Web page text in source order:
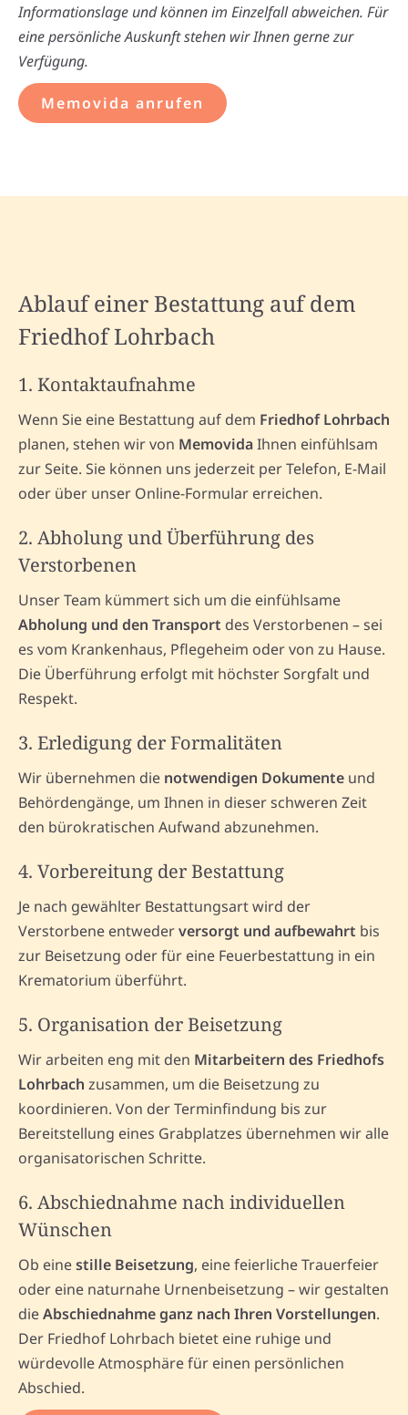
Informationslage und können im Einzelfall abweichen. Für
eine persönliche Auskunft stehen wir Ihnen gerne zur
Verfügung.
Memovida anrufen
Ablauf einer Bestattung auf dem
Friedhof Lohrbach
1. Kontaktaufnahme
Wenn Sie eine Bestattung auf dem Friedhof Lohrbach
planen, stehen wir von MemovidaIhnen einfühlsam
zur Seite. Sie können uns jederzeit per Telefon, E-Mail
oder über unser Online-Formular erreichen.
2. Abholung und Überführung des
Verstorbenen
Unser Team kümmert sich um die einfühlsame
Abholung und den Transport des Verstorbenen – sei
es vom Krankenhaus, Pflegeheim oder von zu Hause.
Die Überführung erfolgt mit höchster Sorgfalt und
Respekt.
3. Erledigung der Formalitäten
Wir übernehmen die notwendigen Dokumente und
Behördengänge, um Ihnen in dieser schweren Zeit
den bürokratischen Aufwand abzunehmen.
4. Vorbereitung der Bestattung
Je nach gewählter Bestattungsart wird der
Verstorbene entwederversorgt und aufbewahrt bis
zur Beisetzung oder für eine Feuerbestattung in ein
Krematorium überführt.
5. Organisation der Beisetzung
Wir arbeiten eng mit den Mitarbeitern des Friedhofs
Lohrbach zusammen, um die Beisetzung zu
koordinieren. Von der Terminfindung bis zur
Bereitstellung eines Grabplatzes übernehmen wir alle
organisatorischen Schritte.
6. Abschiednahme nach individuellen
Wünschen
Ob einestille Beisetzung, eine feierliche Trauerfeier
oder eine naturnahe Urnenbeisetzung – wir gestalten
dieAbschiednahme ganz nach Ihren Vorstellungen.
Der Friedhof Lohrbach bietet eine ruhige und
würdevolle Atmosphäre für einen persönlichen
Abschied.